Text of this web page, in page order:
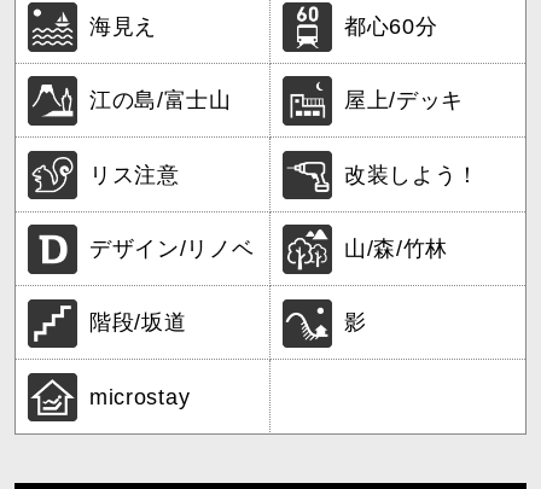
海見え 都心60分
江の島/富士山 屋上/デッキ
リス注意 改装しよう！
デザイン/リノベ 山/森/竹林
階段/坂道 影
microstay